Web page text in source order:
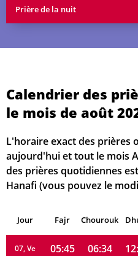
Prière de la nuit
Calendrier des
le mois de août
L'horaire exact des prières
aujourd'hui et tout le mois
des prières quotidiennes
Hanafi (vous pouvez le
Jour Fajr Chourouk
02, Di 05:44 06:33
03, Lu 05:44 06:33
04, Ma 05:45 06:33
05:45 06:33
06, Je 05:45 06:34
07, Ve 05:45 06:34